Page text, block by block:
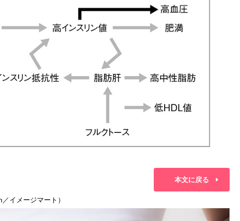
本文に戻る
イメージマート）